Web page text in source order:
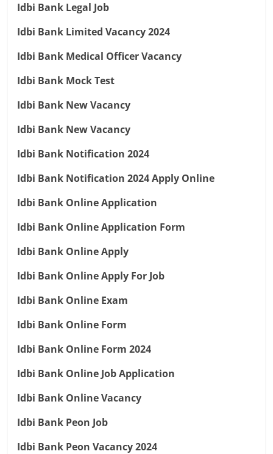
Idbi Bank Legal Job
Idbi Bank Limited Vacancy 2024
Idbi Bank Medical Officer Vacancy
Idbi Bank Mock Test
Idbi Bank New Vacancy
Idbi Bank New Vacancy
Idbi Bank Notification 2024
Idbi Bank Notification 2024 Apply Online
Idbi Bank Online Application
Idbi Bank Online Application Form
Idbi Bank Online Apply
Idbi Bank Online Apply For Job
Idbi Bank Online Exam
Idbi Bank Online Form
Idbi Bank Online Form 2024
Idbi Bank Online Job Application
Idbi Bank Online Vacancy
Idbi Bank Peon Job
Idbi Bank Peon Vacancy 2024